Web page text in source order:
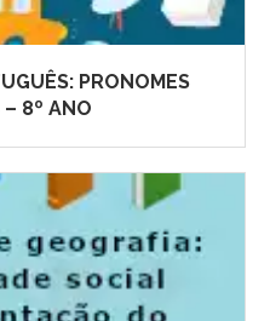
PRONOMES
– 8º ANO